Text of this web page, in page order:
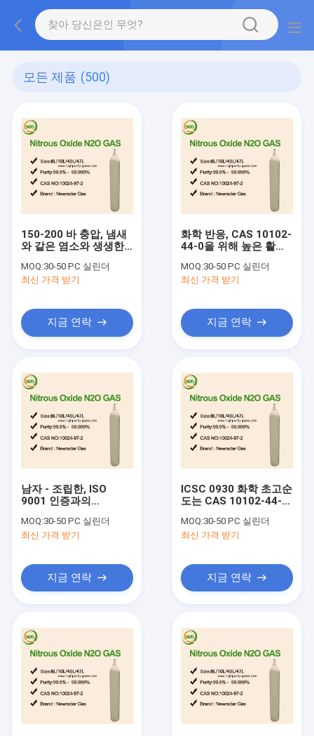
모든 제품 (500)
150-200 바 충압, 냄새
와 같은 염소와 생생한
도 가스
MOQ:30-50 PC 실린더
최신 가격 받기
지금 연락
화학 반응, CAS 10102-
44-0을 위해 높은 활성
제품
MOQ:30-50 PC 실린더
최신 가격 받기
지금 연락
남자 - 조립한, ISO
9001 인증과의
스 질산염 작용제
MOQ:30-50 PC 실린더
최신 가격 받기
지금 연락
ICSC 0930 화학 초고순
도는 CAS 10102-44-0
로 처리합니다
MOQ:30-50 PC 실린더
최신 가격 받기
지금 연락